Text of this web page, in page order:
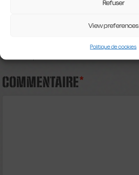
Refuser
View preferences
Politique de cookies
COMMENTAIRE
sont indiqués avec
COMMENTAIRE*